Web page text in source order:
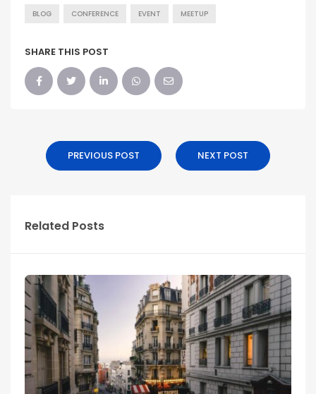
BLOG CONFERENCE EVENT MEETUP
SHARE THIS POST
PREVIOUS POST NEXT POST
Related Posts